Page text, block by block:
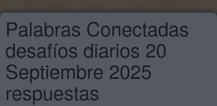
Palabras Conectadas
desafíos diarios 20
Septiembre 2025
respuestas